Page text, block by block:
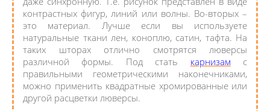
контрастных фигур, линий или волны. Во-вторых –
это материал. Лучше если вы используете
натуральные ткани лен, коноплю, сатин, тафта. На
таких шторах отлично смотрятся люверсы
различной формы. Под стать карнизам с
правильными геометрическими наконечниками,
можно применить квадратные хромированные или
другой расцветки люверсы.